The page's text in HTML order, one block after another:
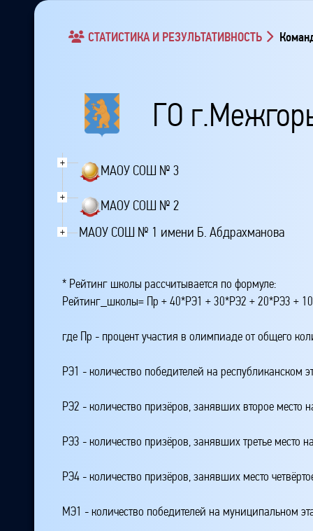
СТАТИСТИКА И РЕЗУЛЬТАТИВНОСТЬ
ГО
+
МАОУ СОШ № 3
+
МАОУ СОШ № 2
+ МАОУ СОШ № 1 имени Б. Абдрахманова
* Рейтинг школы рассчитывается по формуле:
Рейтинг_школы= Пр + 40*РЭ1 + 30*РЭ2 + 20*РЭ3 +
где Пр - процент участия в олимпиаде от общего
РЭ1 - количество победителей на республиканском
РЭ2 - количество призёров, занявших второе место
РЭ3 - количество призёров, занявших третье место
РЭ4 - количество призёров, занявших место
МЭ1 - количество победителей на муниципальном